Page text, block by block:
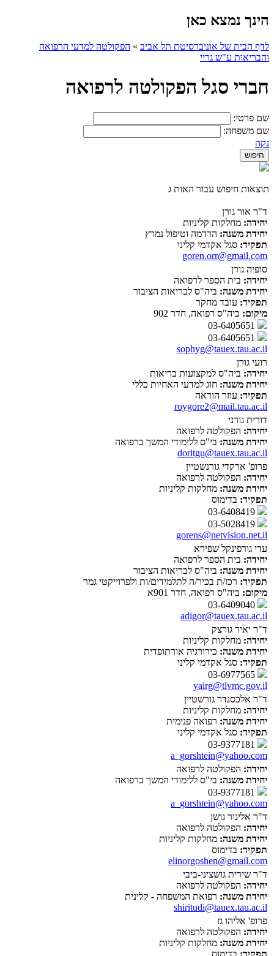
הינך נמצא כאן
לדף הבית של אוניברסיטת תל אביב » הפקולטה למדעי הרפואה
והבריאות ע"ש גריי
חברי סגל הפקולטה לרפואה
שם פרטי:
שם משפחה:
נקה
תוצאות חיפוש עבור האות ג
ד"ר אור גורן
יחידה: מחלקות קליניות
יחידת משנה: הרדמה וטיפול נמרץ
תפקיד: סגל אקדמי קליני
goren.orr@gmail.com
סופיה גורן
יחידה: בית הספר לרפואה
יחידת משנה: ביה"ס לבריאות הציבור
תפקיד: עובד מחקר
מיקום: ביה"ס רפואה, חדר 902
sophyg@tauex.tau.ac.il
רועי גורן
יחידה: ביה"ס למקצועות בריאות
יחידת משנה: חוג למדעי האחיות כללי
תפקיד: עוזר הוראה
roygore2@mail.tau.ac.il
דורית גורני
יחידה: הפקולטה לרפואה
יחידת משנה: בי"ס ללימודי המשך ברפואה
doritgu@tauex.tau.ac.il
פרופ' ארקדי גורנשטיין
יחידה: הפקולטה לרפואה
יחידת משנה: מחלקות קליניות
תפקיד: בדימוס
gorens@netvision.net.il
עדי גורפינקל שפירא
יחידה: בית הספר לרפואה
יחידת משנה: ביה"ס לבריאות הציבור
תפקיד: רכז/ת בכיר/ה לתלמידים/ות ולפרוייקטי גמר
מיקום: ביה"ס רפואה, חדר 901א
adigor@tauex.tau.ac.il
ד"ר יאיר גורצק
יחידה: מחלקות קליניות
יחידת משנה: כירורגיה אורתופדית
תפקיד: סגל אקדמי קליני
yairg@tlvmc.gov.il
ד"ר אלכסנדר גורשטיין
יחידה: מחלקות קליניות
יחידת משנה: רפואה פנימית
תפקיד: סגל אקדמי קליני
a_gorshtein@yahoo.com
יחידה: הפקולטה לרפואה
יחידת משנה: בי"ס ללימודי המשך ברפואה
a_gorshtein@yahoo.com
ד"ר אלינור גושן
יחידה: הפקולטה לרפואה
יחידת משנה: מחלקות קליניות
תפקיד: בדימוס
elinorgoshen@gmail.com
ד"ר שירית גושציני-ביבי
יחידה: הפקולטה לרפואה
יחידת משנה: רפואת המשפחה - קלינית
shiritudi@tauex.tau.ac.il
פרופ' אליהו גז
יחידה: הפקולטה לרפואה
יחידת משנה: מחלקות קליניות
תפקיד: בדימוס